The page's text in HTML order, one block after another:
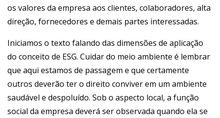
os valores da empresa aos clientes, colaboradores, alta
direção, fornecedores e demais partes interessadas.
Iniciamos o texto falando das dimensões de aplicação
do conceito de ESG. Cuidar do meio ambiente é lembrar
que aqui estamos de passagem e que certamente
outros deverão ter o direito conviver em um ambiente
saudável e despoluído. Sob o aspecto local, a função
social da empresa deverá ser observada quando ela se